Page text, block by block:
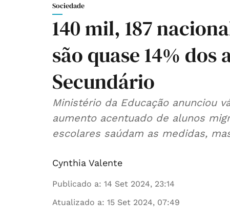
Sociedade
140 mil, 187
são quase 14% dos
Secundário
Ministério da Educação anunciou
aumento acentuado de alunos
escolares saúdam as medidas,
Cynthia Valente
Publicado a: 14 Set 2024, 23:14
Atualizado a: 15 Set 2024, 07:49